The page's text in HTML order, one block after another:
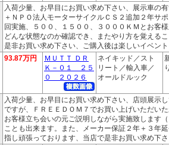
入荷少量、お早目にお買い求め下さい、展示車の
＋ＮＰＯ法人モーターサイクルＣＳ２追加２年サ
回実施、５００、１５００、３０００ＫＭとお客
どんな状態なのか確認でき、またやり方を覚える
是非お買い求め下さい、ご購入後は楽しいイベン
93.87万円
ＭＵＴＴ ＤＲ
Ｋ－０１ ２５
０ ２０２６
ネイキッド／スト
リート／輸入車／
オールドルック
入荷少量、お早目にお買い求め下さい、店頭展示
ですが、ＦＲＥＥＤＯＭ７でお買い上げいただい
お客様立ち会いの元ご説明しながら実施致します
ことも出来ます。また、メーカー保証２年＋３年
指し頑張っております、当店で是非お買い求め下